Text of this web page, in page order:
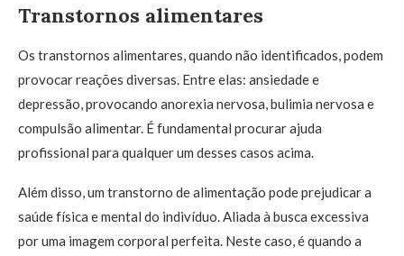
Transtornos alimentares
Os transtornos alimentares, quando não identificados, podem
provocar reações diversas. Entre elas: ansiedade e
depressão, provocando anorexia nervosa, bulimia nervosa e
compulsão alimentar. É fundamental procurar ajuda
profissional para qualquer um desses casos acima.
Além disso, um transtorno de alimentação pode prejudicar a
saúde física e mental do indivíduo. Aliada à busca excessiva
por uma imagem corporal perfeita. Neste caso, é quando a